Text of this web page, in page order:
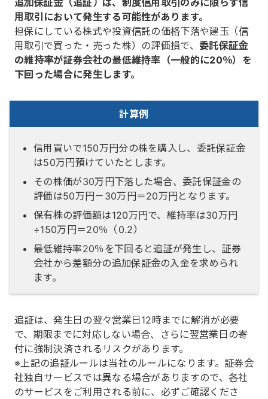
追加保証金（追証）は、制度信用取引のみに限らず信
用取引において発生する可能性があります。
担保にしている株式や投資信託の価格下落や建玉（信
用取引で買った・売った株）の評価損で、委託保証金
の維持率が証券会社の最低維持率（一般的に20％）を
下回った場合に発生します。
計算例
信用買いで150万円分の株を購入し、委託保証金
は50万円預けていたとします。
その株価が30万円下落した場合、委託保証金の
評価は50万円－30万円＝20万円となります。
保有株の評価額は120万円で、維持率は30万円
÷150万円＝20％（0.2）
最低維持率20％を下回ると追証が発生し、証券
会社から差額分の追加保証金の入金を求められ
ます。
追証は、発生日の翌々営業日12時までに解消が必要
で、期限までに対応しない場合、さらに翌営業日の寄
付に強制決済されるリスクがあります。
※上記の追証ルールは当社のルールになります。証券会
社独自サービスでは異なる場合がありますので、各社
のサービスをご利用される前に、必ずご確認くださ